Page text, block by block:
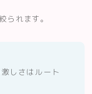
られます。
しさはルート